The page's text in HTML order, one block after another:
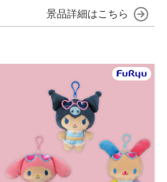
イオーガ・ポッチャマ～